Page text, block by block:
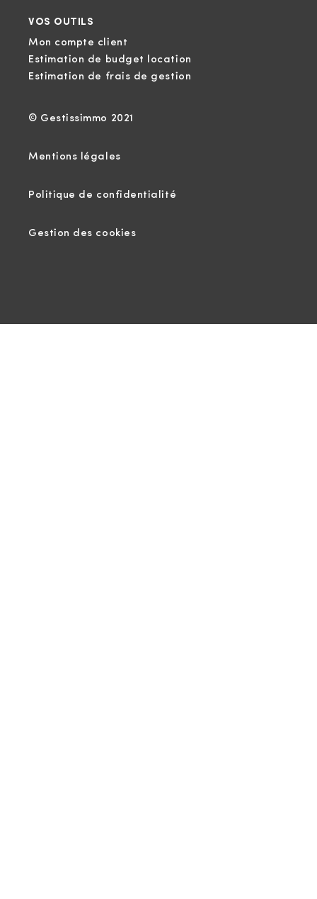
VOS OUTILS
Mon compte client
Estimation de budget location
Estimation de frais de gestion
© Gestissimmo 2021
Mentions légales
Politique de confidentialité
Gestion des cookies